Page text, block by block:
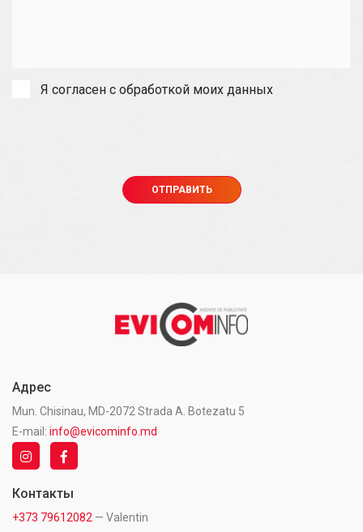
Я согласен с обработкой моих данных
Адрес
Mun. Chisinau, MD-2072 Strada A. Botezatu 5
E-mail: info@evicominfo.md
Контакты
+373 79612082 — Valentin